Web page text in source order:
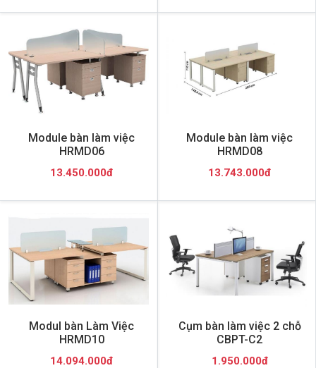
Module bàn làm việc
HRMD06
13.450.000đ
Module bàn làm việc
HRMD08
13.743.000đ
Modul bàn Làm Việc
HRMD10
14.094.000đ
Cụm bàn làm việc 2 chỗ
CBPT-C2
1.950.000đ